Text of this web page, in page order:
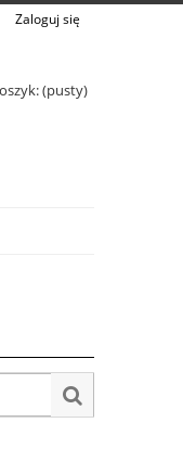
Zaloguj się
(pusty)